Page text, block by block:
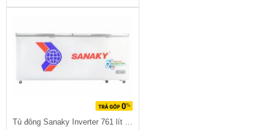
Tủ đông Sanaky Inverter 761 lít VH-8699HY3